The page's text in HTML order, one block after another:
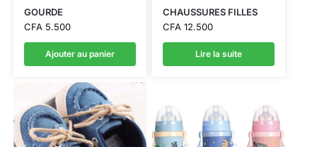
GOURDE
CFA5.500
Ajouter au panier
CHAUSSURES FILLES
CFA12.500
Lire la suite